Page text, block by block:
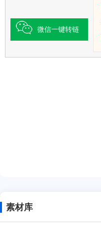
微信一键转链
素材库